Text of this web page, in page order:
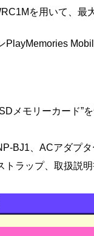
を用いて、最
PlayMemories
メモリーカード”
BJ1、ACアダプ
ラップ、取扱説明